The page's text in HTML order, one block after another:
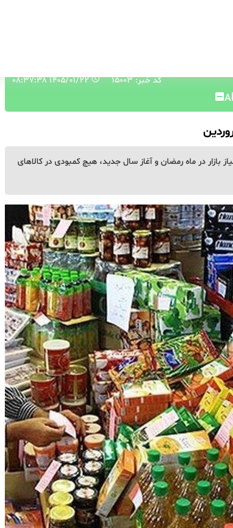
کد خبر: 15003 ۱۴۰۵/۰۱/۲۲ ۰۸:۳۷:۳۸
A
بازار در ماه رمضان و آغاز سال جدید، هیچ کمبودی در کالاهای